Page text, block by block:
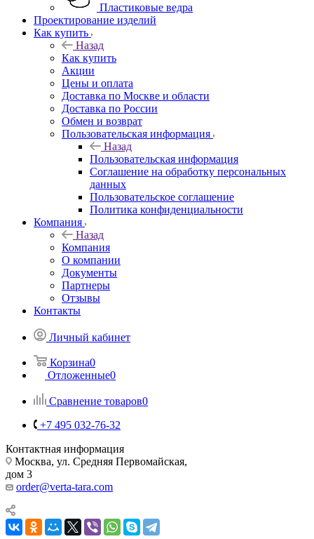
Пластиковые ведра
Проектирование изделий
Как купить
Назад
Как купить
Акции
Цены и оплата
Доставка по Москве и области
Доставка по России
Обмен и возврат
Пользовательская информация
Назад
Пользовательская информация
Соглашение на обработку персональных
данных
Пользовательское соглашение
Политика конфиденциальности
Компания
Назад
Компания
О компании
Документы
Партнеры
Отзывы
Контакты
Личный кабинет
Корзина0
Отложенные0
Сравнение товаров0
+7 495 032-76-32
Контактная информация
Москва, ул. Средняя Первомайская,
дом 3
order@verta-tara.com